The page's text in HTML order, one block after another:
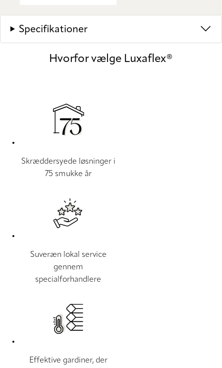
Specifikationer
Hvorfor vælge Luxaflex®
Skræddersyede løsninger i
75 smukke år
Suveræn lokal service
gennem
specialforhandlere
Effektive gardiner, der